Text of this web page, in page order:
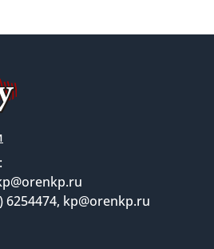
6254474, kp@orenkp.ru